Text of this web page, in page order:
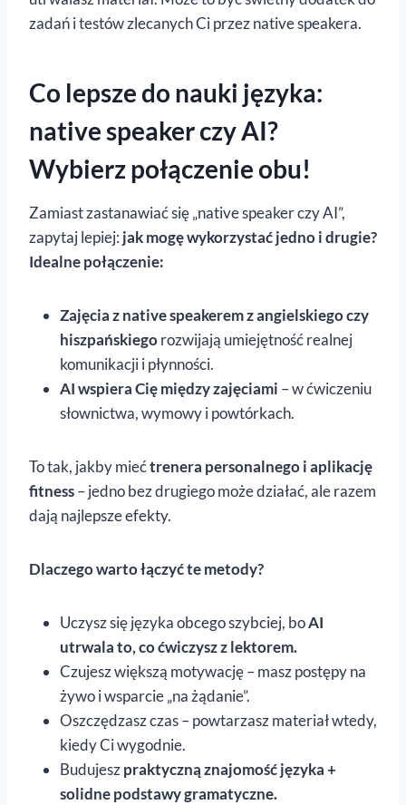
zadań i testów zlecanych Ci przez native speakera.
Co lepsze do nauki języka:
native speaker czy AI?
Wybierz połączenie obu!
Zamiast zastanawiać się „native speaker czy AI”,
zapytaj lepiej: jak mogę wykorzystać jedno i drugie?
Idealne połączenie:
Zajęcia z native speakerem z angielskiego czy
hiszpańskiegorozwijają umiejętność realnej
komunikacji i płynności.
AI wspiera Cię między zajęciami – w ćwiczeniu
słownictwa, wymowy i powtórkach.
To tak, jakby miećtrenera personalnego i aplikację
fitness– jedno bez drugiego może działać, ale razem
dają najlepsze efekty.
Dlaczego warto łączyć te metody?
Uczysz się języka obcego szybciej, boAI
utrwala to, co ćwiczysz z lektorem.
Czujesz większą motywację – masz postępy na
żywo i wsparcie „na żądanie”.
Oszczędzasz czas – powtarzasz materiał wtedy,
kiedy Ci wygodnie.
Budujeszpraktyczną znajomość języka +
solidne podstawy gramatyczne.